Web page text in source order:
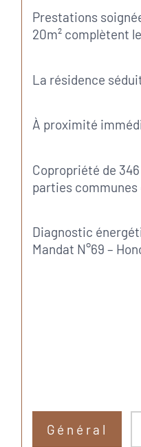
Prestations
20m² complètent
La résidence
À proximité
Copropriété de
parties communes
Diagnostic
Mandat N°69 –
Général